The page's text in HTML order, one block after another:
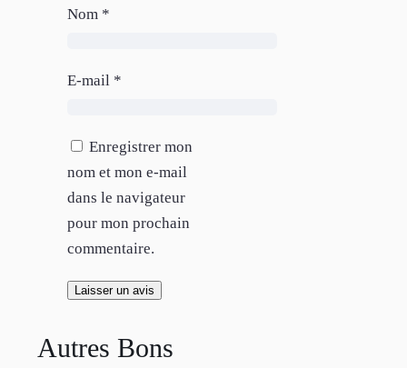
Nom *
E-mail *
Enregistrer mon
nom et mon e-mail
dans le navigateur
pour mon prochain
commentaire.
Autres Bons